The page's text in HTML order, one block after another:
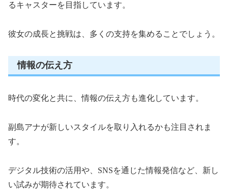
るキャスターを目指しています。
彼女の成長と挑戦は、多くの支持を集めることでしょう。
情報の伝え方
時代の変化と共に、情報の伝え方も進化しています。
副島アナが新しいスタイルを取り入れるかも注目されま
す。
デジタル技術の活用や、SNSを通じた情報発信など、新し
い試みが期待されています。